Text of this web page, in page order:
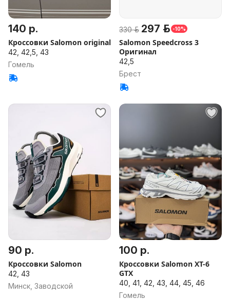
140 р.
Кроссовки Salomon original
42, 42,5, 43
Гомель
330 р. 297 р. -10%
Salomon Speedcross 3
Оригинал
42,5
Брест
90 р.
Кроссовки Salomon
42, 43
Минск, Заводской
100 р.
Кроссовки Salomon XT-6
GTX
40, 41, 42, 43, 44, 45, 46
Гомель